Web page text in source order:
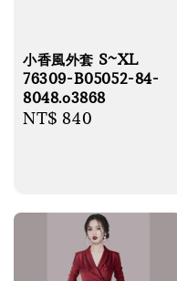
小香風外套 S~XL
76309-B05052-84-
8048.o3868
Regular
NT$ 840